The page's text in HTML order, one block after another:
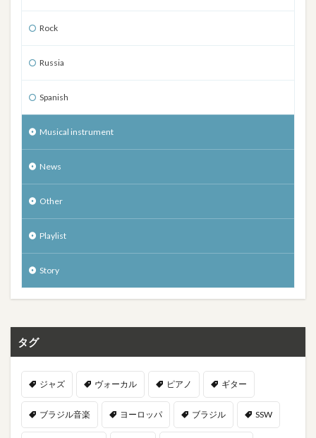
Rock
Russia
Spanish
Musical instrument
News
Other
Playlist
Story
タグ
ジャズ ヴォーカル ピアノ ギター
ブラジル音楽 ヨーロッパ ブラジル SSW